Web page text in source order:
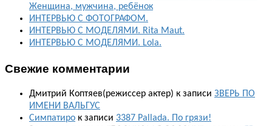
Женщина, мужчина, ребёнок
ИНТЕРВЬЮ С ФОТОГРАФОМ.
ИНТЕРВЬЮ С МОДЕЛЯМИ. Rita Maut.
ИНТЕРВЬЮ С МОДЕЛЯМИ. Lola.
Свежие комментарии
Дмитрий Коптяев(режиссер актер) к записи ЗВЕРЬ ПО
ИМЕНИ ВАЛЬГУС
Симпатиро к записи 3387 Pallada. По грязи!